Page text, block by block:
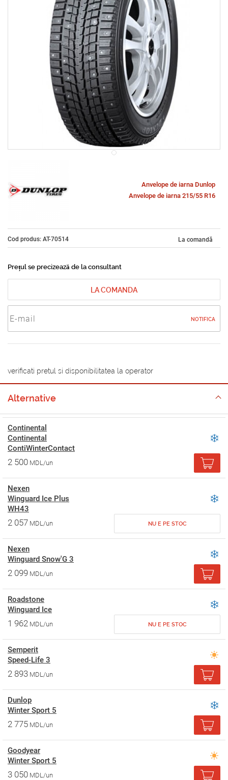
Anvelope de iarna Dunlop
Anvelope de iarna 215/55 R16
Cod produs: AT-70514 La comandă
Prețul se precizează de la consultant
LA COMANDA
NOTIFICA
verificati pretul si disponibilitatea la operator
Alternative
Continental
Continental
ContiWinterContact
2 500 MDL/un
Nexen
Winguard Ice Plus
WH43
2 057 MDL/un NU E PE STOC
Nexen
Winguard Snow'G 3
2 099 MDL/un
Roadstone
Winguard Ice
1 962 MDL/un NU E PE STOC
Semperit
Speed-Life 3
2 893 MDL/un
Dunlop
Winter Sport 5
2 775 MDL/un
Goodyear
Winter Sport 5
3 050 MDL/un